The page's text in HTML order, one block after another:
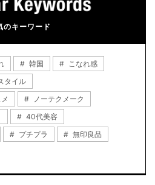
のキーワード
韓国
こなれ感
タイル
ノーテクメーク
40代美容
プチプラ
無印良品